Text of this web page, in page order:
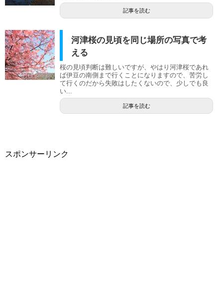
記事を読む
河津桜の見頃を同じ場所の写真で考
える
桜の見頃判断は難しいですが、やはり河津桜であれ
ば伊豆の南側まで行くことになりますので、苦労し
て行くのだから失敗はしたくないので、少しでも良
い...
記事を読む
スポンサーリンク